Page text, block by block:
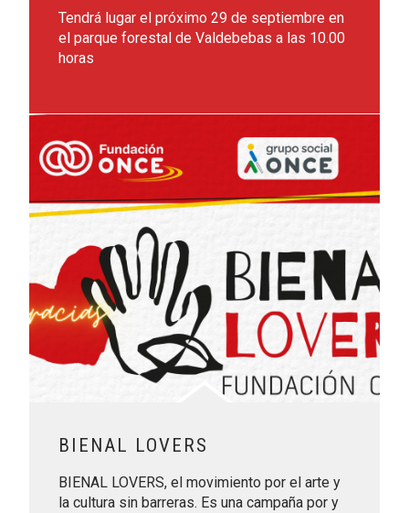
Tendrá lugar el próximo 29 de septiembre en
el parque forestal de Valdebebas a las 10.00
horas
BIENAL LOVERS
BIENAL LOVERS, el movimiento por el arte y
la cultura sin barreras. Es una campaña por y